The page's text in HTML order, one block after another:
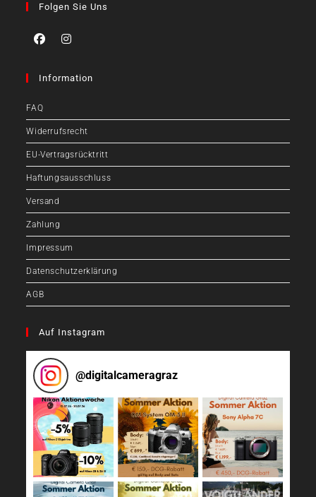
Folgen Sie Uns
Information
FAQ
Widerrufsrecht
EU-Vertragsrücktritt
Haftungsausschluss
Versand
Zahlung
Impressum
Datenschutzerklärung
AGB
Auf Instagram
@digitalcameragraz